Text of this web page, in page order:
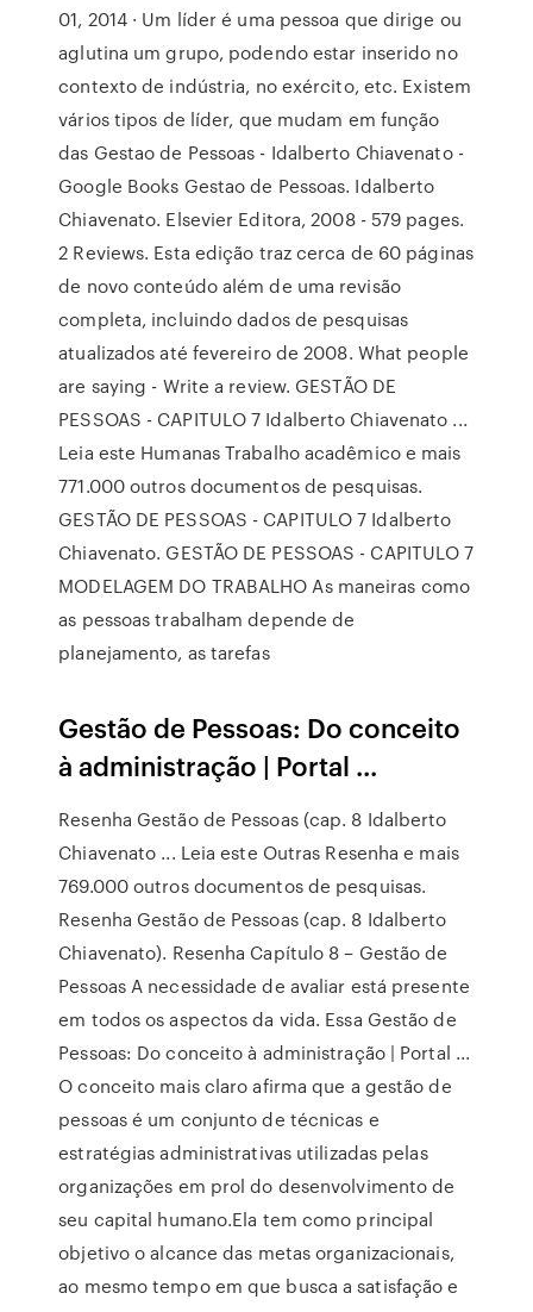
01, 2014 · Um líder é uma pessoa que dirige ou
aglutina um grupo, podendo estar inserido no
contexto de indústria, no exército, etc. Existem
vários tipos de líder, que mudam em função
das Gestao de Pessoas - Idalberto Chiavenato -
Google Books Gestao de Pessoas. Idalberto
Chiavenato. Elsevier Editora, 2008 - 579 pages.
2 Reviews. Esta edição traz cerca de 60 páginas
de novo conteúdo além de uma revisão
completa, incluindo dados de pesquisas
atualizados até fevereiro de 2008. What people
are saying - Write a review. GESTÃO DE
PESSOAS - CAPITULO 7 Idalberto Chiavenato ...
Leia este Humanas Trabalho acadêmico e mais
771.000 outros documentos de pesquisas.
GESTÃO DE PESSOAS - CAPITULO 7 Idalberto
Chiavenato. GESTÃO DE PESSOAS - CAPITULO 7
MODELAGEM DO TRABALHO As maneiras como
as pessoas trabalham depende de
planejamento, as tarefas
Gestão de Pessoas: Do conceito
à administração | Portal ...
Resenha Gestão de Pessoas (cap. 8 Idalberto
Chiavenato ... Leia este Outras Resenha e mais
769.000 outros documentos de pesquisas.
Resenha Gestão de Pessoas (cap. 8 Idalberto
Chiavenato). Resenha Capítulo 8 – Gestão de
Pessoas A necessidade de avaliar está presente
em todos os aspectos da vida. Essa Gestão de
Pessoas: Do conceito à administração | Portal ...
O conceito mais claro afirma que a gestão de
pessoas é um conjunto de técnicas e
estratégias administrativas utilizadas pelas
organizações em prol do desenvolvimento de
seu capital humano.Ela tem como principal
objetivo o alcance das metas organizacionais,
ao mesmo tempo em que busca a satisfação e